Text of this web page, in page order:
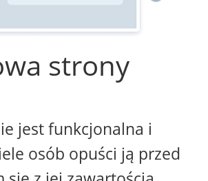
strony
jest funkcjonalna i
osób opuści ją przed